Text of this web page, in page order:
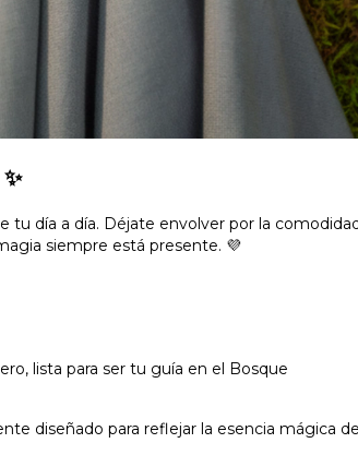
tu día a día. Déjate envolver por la
siempre está presente. 💜
lista para ser tu guía en el Bosque
diseñado para reflejar la esencia mágica